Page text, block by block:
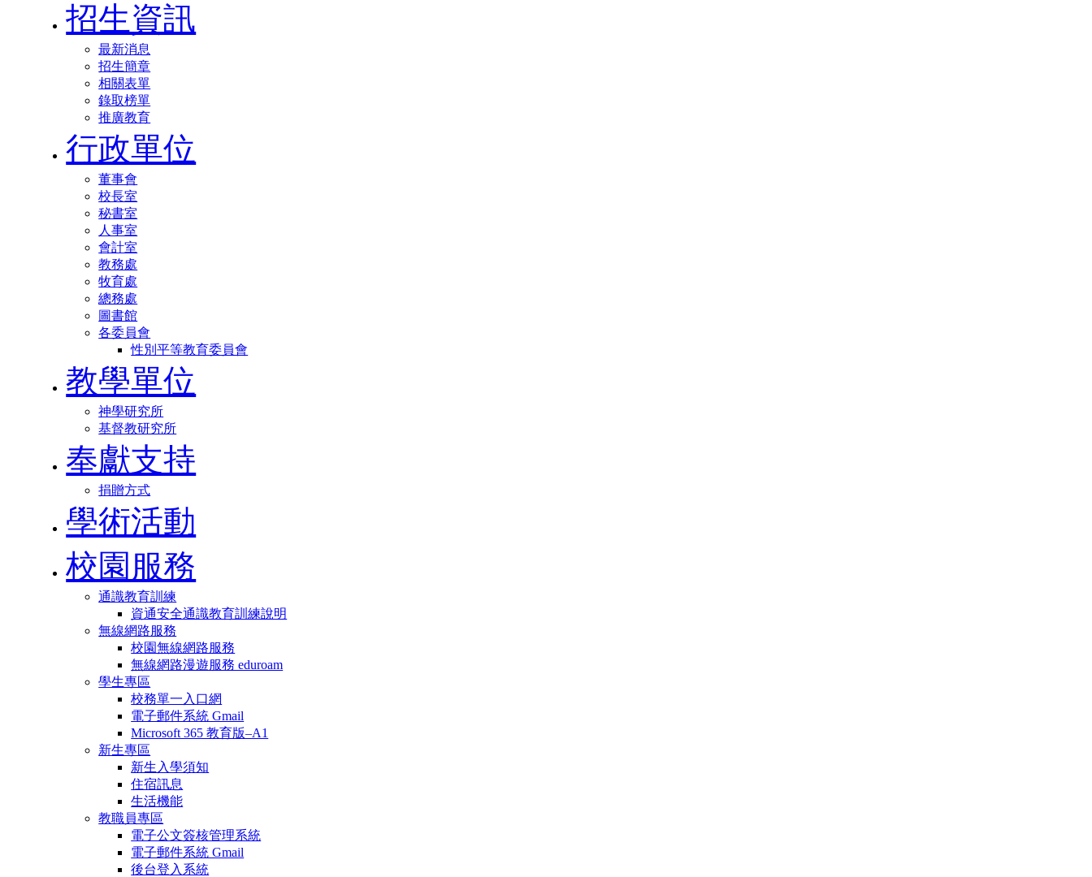
招生資訊
最新消息
招生簡章
相關表單
錄取榜單
推廣教育
行政單位
董事會
校長室
秘書室
人事室
會計室
教務處
牧育處
總務處
圖書館
各委員會
性別平等教育委員會
教學單位
神學研究所
基督教研究所
奉獻支持
捐贈方式
學術活動
校園服務
通識教育訓練
資通安全通識教育訓練說明
無線網路服務
校園無線網路服務
無線網路漫遊服務 eduroam
學生專區
校務單一入口網
電子郵件系統 Gmail
Microsoft 365 教育版–A1
新生專區
新生入學須知
住宿訊息
生活機能
教職員專區
電子公文簽核管理系統
電子郵件系統 Gmail
後台登入系統